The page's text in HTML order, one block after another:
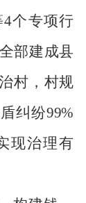
4个专项行
部建成县
村，村规
纠纷99%
现治理有